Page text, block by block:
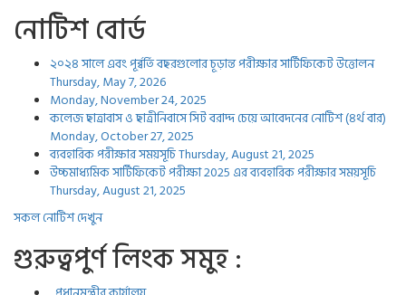
নোটিশ বোর্ড
২০২৪ সালে এবং পূর্ব্বর্তি বছরগুলোর চূড়ান্ত পরীক্ষার সার্টিফিকেট উত্তোলন
Thursday, May 7, 2026
Monday, November 24, 2025
কলেজ ছাত্রাবাস ও ছাত্রীনিবাসে সিট বরাদ্দ চেয়ে আবেদনের নোটিশ (৪র্থ বার)
Monday, October 27, 2025
ব্যবহারিক পরীক্ষার সময়সূচিThursday, August 21, 2025
উচ্চমাধ্যমিক সার্টিফিকেট পরীক্ষা 2025 এর ব্যবহারিক পরীক্ষার সময়সূচি
Thursday, August 21, 2025
সকল নোটিশ দেখুন
গুরুত্বপুর্ণ লিংক সমুহ :